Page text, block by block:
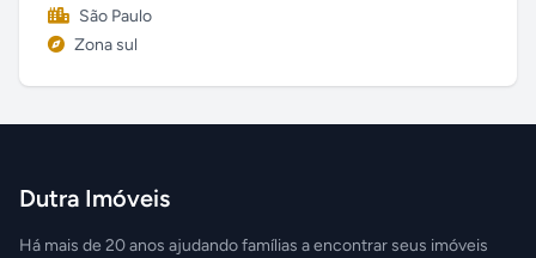
São Paulo
Zona sul
Dutra Imóveis
Há mais de 20 anos ajudando famílias a encontrar seus imóveis